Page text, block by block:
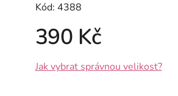
Kód: 4388
390 Kč
Jak vybrat správnou velikost?